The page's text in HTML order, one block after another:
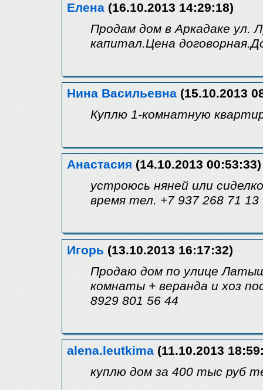
Елена (16.10.2013 14:29:18)
Продам дом в Аркадаке ул.
капитал.Цена
Нина Васильевна (15.10.2013
Куплю 1-комнатную
Анастасия (14.10.2013 00:53:33)
устроюсь няней или
время тел. +7 937 268 71 13
Игорь (13.10.2013 16:17:32)
Продаю дом по улице
комнаты + веранда и хоз
8929 801 56 44
alena.leutkima (11.10.2013
куплю дом за 400 тыс руб